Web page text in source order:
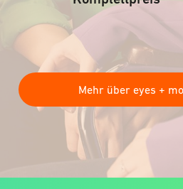
Mehr über eyes +